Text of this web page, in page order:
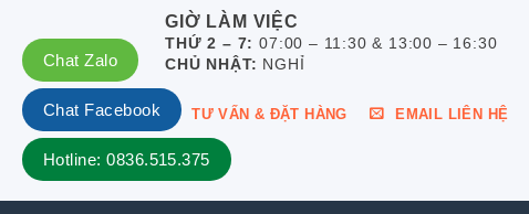
Chat Zalo
Chat Facebook
Hotline: 0836.515.375
GIỜ LÀM VIỆC
THỨ 2 – 7:07:00 – 11:30 & 13:00 – 16:30
CHỦ NHẬT: NGHỈ
TƯ VẤN & ĐẶT HÀNG EMAIL LIÊN HỆ